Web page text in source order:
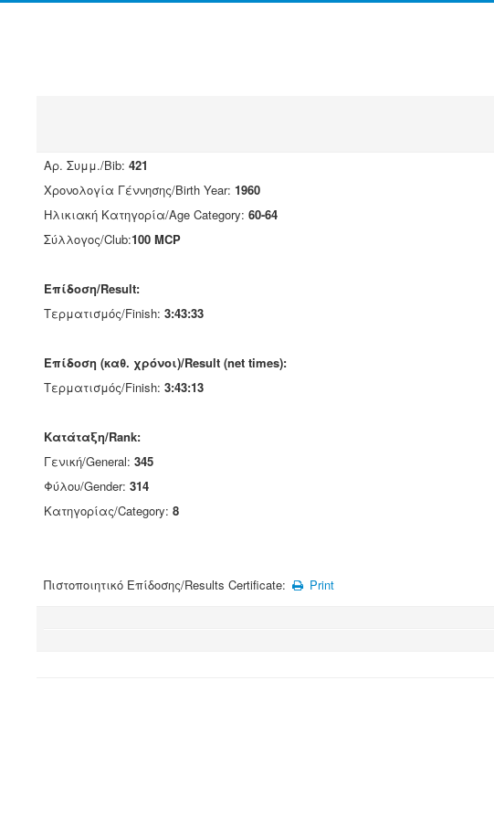
Αρ. Συμμ./Bib: 421
Χρονολογία Γέννησης/Birth Year: 1960
Ηλικιακή Κατηγορία/Age Category: 60-64
Σύλλογος/Club:100 MCP
Επίδοση/Result:
Τερματισμός/Finish: 3:43:33
Επίδοση (καθ. χρόνοι)/Result (net times):
Τερματισμός/Finish: 3:43:13
Κατάταξη/Rank:
Γενική/General: 345
Φύλου/Gender: 314
Κατηγορίας/Category: 8
Πιστοποιητικό Επίδοσης/Results Certificate: Print